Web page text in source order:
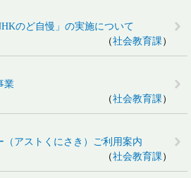
のど自慢」の実施について
社会教育課
業
社会教育課
（アストくにさき）ご利用案内
社会教育課